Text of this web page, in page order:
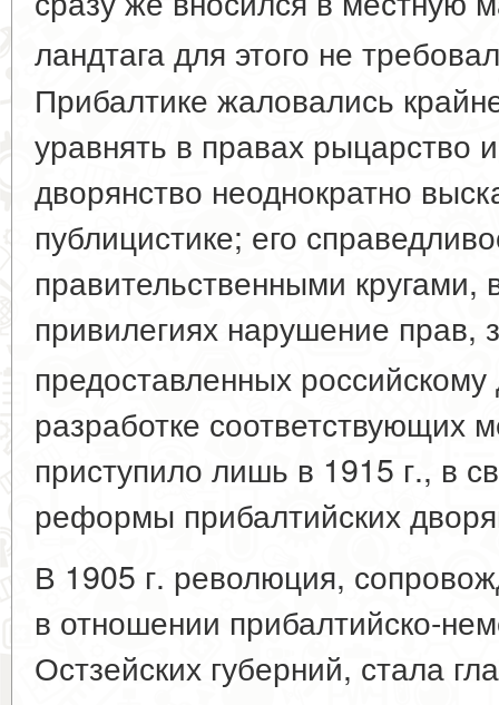
ландтага для этого не
Прибалтике жаловались
уравнять в правах рыцарство
дворянство неоднократно
публицистике; его
правительственными
привилегиях нарушение прав,
предоставленных российскому
разработке соответствующих
приступило лишь в 1915 г., в
реформы прибалтийских
В 1905 г. революция,
в отношении прибалтийско-
Остзейских губерний, стала